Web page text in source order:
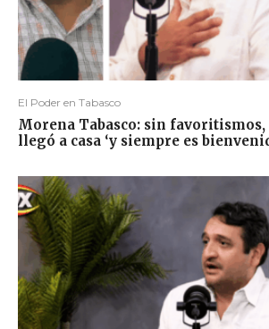
El Poder en Tabasco
Morena Tabasco: sin favoritismos,
llegó a casa ‘y siempre es